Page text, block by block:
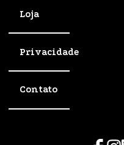
Loja
Privacidade
Contato